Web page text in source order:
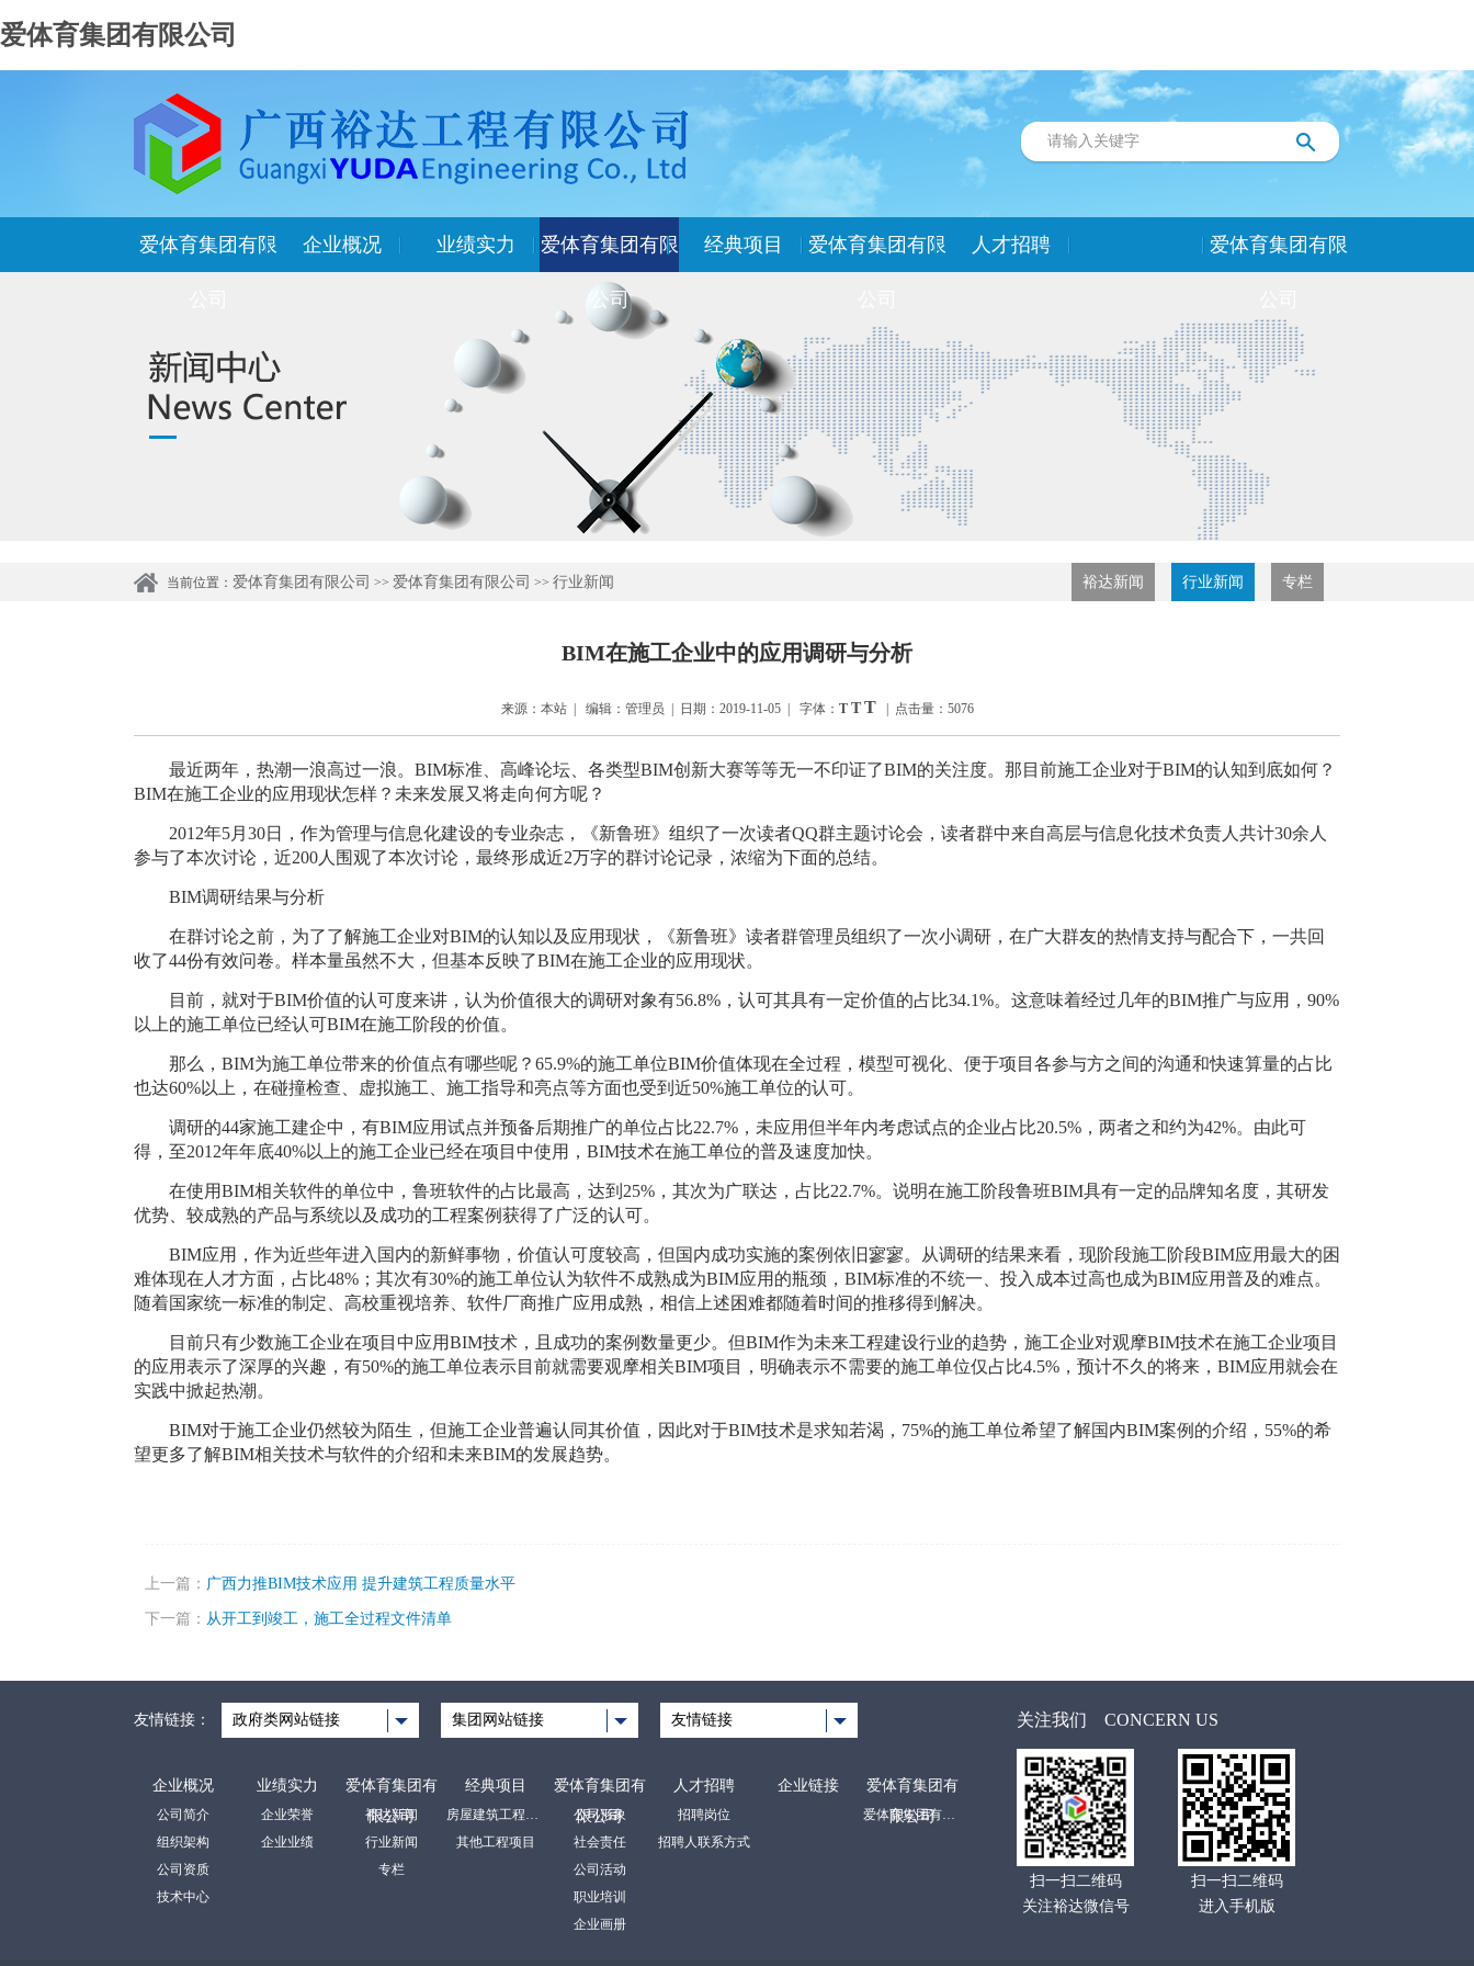
爱体育集团有限公司
爱体育集团有限 企业概况 业绩实力 爱体育集团有限
公司
经典项目 爱体育集团有限 人才招聘 爱体育集团有限
当前位置： 爱体育集团有限公司 >> 爱体育集团有限公司 >> 行业新闻 裕达新闻 行业新闻 专栏
BIM在施工企业中的应用调研与分析
来源：本站 | 编辑：管理员 | 日期：2019-11-05 | 字体： T T T| 点击量：5076
最近两年， 热潮一浪高过一浪。 BIM标准 、高峰论坛、各类型BIM创新大赛等等无一不印证了BIM的关注度。那目前施工企业对于BIM的认知到底如何？
BIM在施工企业的应用现状怎样？未来发展又将走向何方呢？
2012年5月30日，作为管理与信息化建设的专业杂志，《新鲁班》组织了一次读者QQ群主题讨论会，读者群中来自高层与信息化技术负责人共计30余人
参与了本次讨论，近200人围观了本次讨论，最终形成近2万字的群讨论记录，浓缩为下面的总结。
BIM调研结果与分析
在群讨论之前，为了了解施工企业对BIM的认知以及应用现状，《新鲁班》读者群管理员组织了一次小调研，在广大群友的热情支持与配合下，一共回
收了44份有效问卷。样本量虽然不大，但基本反映了BIM在施工企业的应用现状。
目前，就对于BIM价值的认可度来讲，认为价值很大的调研对象有56.8%，认可其具有一定价值的占比34.1%。这意味着经过几年的BIM推广与应用，90%
以上的施工单位已经认可BIM在施工阶段的价值。
那么， BIM为施工单位带来的价值点有哪些呢？65.9%的施工单位BIM价值体现在全过程 ，模型可视化、便于项目各参与方之间的沟通和快速算量的占比
也达60%以上， 在碰撞检查、虚拟施工、施工指导和亮点等方面也受到近50%施工单位的认可。
调研的44家施工建企中，有BIM应用试点并预备后期推广的单位占比22.7%，未应用但半年内考虑试点的企业占比20.5%，两者之和约为42%。由此可
得，至2012年年底40%以上的施工企业已经在项目中使用 ， BIM技术在施工单位的普及速度加快。
在使用BIM相关软件的单位中，鲁班软件的占比最高，达到25%，其次为广联达，占比22.7%。说明在施工阶段鲁班BIM具有一定的品牌知名度，其研发
优势、较成熟的产品与系统以及成功的工程案例获得了广泛的认可。
BIM应用，作为近些年进入国内的新鲜事物，价值认可度较高，但国内成功实施的案例依旧寥寥。从调研的结果来看，现阶段施工阶段BIM应用最大的困
难体现在人才方面，占比48%；其次有30%的施工单位认为软件不成熟成为BIM应用的瓶颈，BIM标准的不统一、投入成本过高也成为BIM应用普及的难点。
随着国家统一标准的制定、高校重视培养、软件厂商推广应用成熟，相信上述困难都随着时间的推移得到解决。
目前只有少数施工企业在项目中应用BIM技术，且成功的案例数量更少。但BIM作为未来工程建设行业的趋势，施工企业对观摩BIM技术在施工企业项目
的应用表示了深厚的兴趣，有50%的施工单位表示目前就需要观摩相关BIM项目，明确表示不需要的施工单位仅占比4.5%，预计不久的将来，BIM应用就会在
实践中掀起热潮。
BIM对于施工企业仍然较为陌生，但施工企业普遍认同其价值，因此对于BIM技术是求知若渴，75%的施工单位希望了解国内BIM案例的介绍，55%的希
望更多了解BIM相关技术与软件的介绍和未来BIM的发展趋势。
上一篇： 广西力推BIM技术应用 提升建筑工程质量水平
下一篇： 从开工到竣工，施工全过程文件清单
友情链接： 政府类网站链接 集团网站链接 友情链接
企业概况
公司简介
组织架构
公司资质
技术中心
业绩实力
企业荣誉
企业业绩
爱体育集团有
限公司
裕达新闻
行业新闻
专栏
经典项目
房屋建筑工程项目
其他工程项目
爱体育集团有
限公司
公司形象
社会责任
公司活动
职业培训
企业画册
人才招聘
招聘岗位
招聘人联系方式
企业链接
爱体育集团有
限公司 爱体育集团有限公司
关注我们 CONCERN US
扫一扫二维码
关注裕达微信号
扫一扫二维码
进入手机版